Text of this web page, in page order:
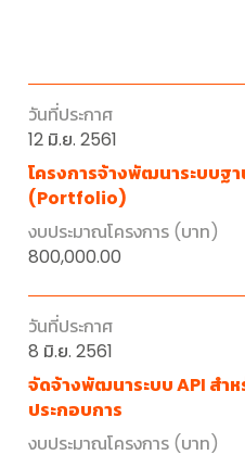
12 มิ.ย. 2561
โครงการจ้างพัฒนาระบบ
(Portfolio)
800,000.00
8 มิ.ย. 2561
จัดจ้างพัฒนาระบบ API สำ
ประกอบการ